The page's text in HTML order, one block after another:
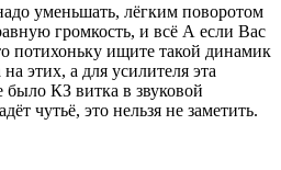
уменьшать, лёгким поворотом
громкость, и всё А если Вас
потихоньку ищите такой динамик
этих, а для усилителя эта
КЗ витка в звуковой
чутьё, это нельзя не заметить.